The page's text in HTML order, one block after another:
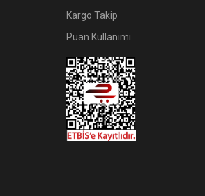
Kargo Takip
Puan Kullanımı